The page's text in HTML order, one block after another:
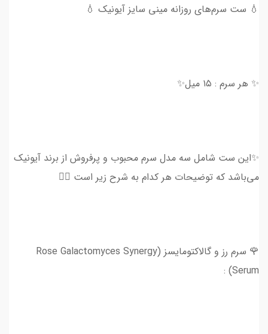
💧 ست سرم‌های روزانه مینی سایز آیونیک 💧
✨ هر سرم : ۱۵ میل✨
✨این ست شامل سه مدل سرم‌ محبوب و پرفروش از برند آیونیک
می‌باشد که توضیحات هر کدام به شرح زیر است 👇🏻
🌹 سرم رز و گالاکتومایسز (Rose Galactomyces Synergy
Serum) :